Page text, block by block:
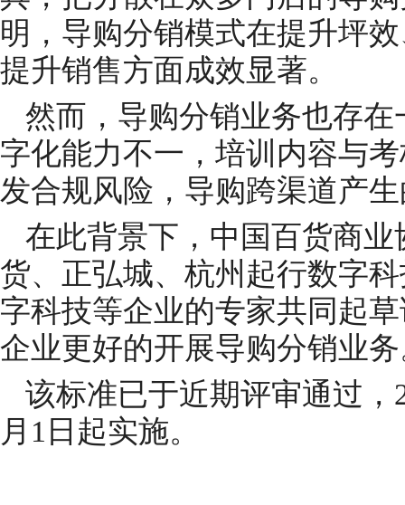
明，导购分销模式在提升坪
提升销售方面成效显著。
然而，导购分销业务也存
字化能力不一，培训内容与
发合规风险，导购跨渠道产
在此背景下，中国百货商
货、正弘城、杭州起行数字
字科技等企业的专家共同起
企业更好的开展导购分销业
该标准已于近期评审通过，
月1日起实施。